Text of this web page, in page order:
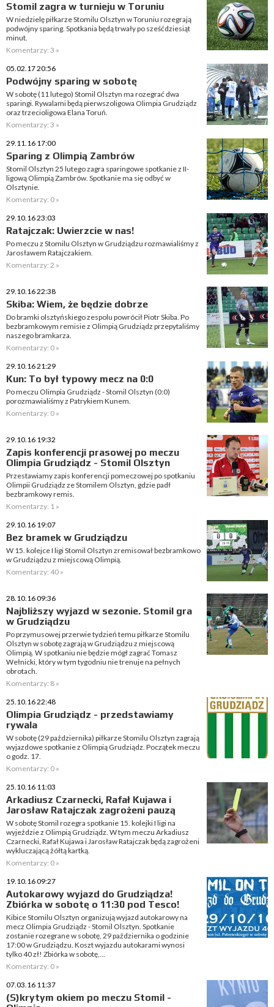
Stomil zagra w turnieju w Toruniu
W niedzielę piłkarze Stomilu Olsztyn w Toruniu rozegrają
podwójny sparing. Spotkania będą trwały po sześćdziesiąt
minut.
Komentarzy: 3 »
05.02.17 20:56
Podwójny sparing w sobotę
W sobotę (11 lutego) Stomil Olsztyn ma rozegrać dwa
sparingi. Rywalami będą pierwszoligowa Olimpia Grudziądz
oraz trzecioligowa Elana Toruń.
Komentarzy: 3 »
29.11.16 17:00
Sparing z Olimpią Zambrów
Stomil Olsztyn 25 lutego zagra sparingowe spotkanie z II-
ligową Olimpią Zambrów. Spotkanie ma się odbyć w
Olsztynie.
Komentarzy: 0 »
29.10.16 23:03
Ratajczak: Uwierzcie w nas!
Po meczu z Stomilu Olsztyn w Grudziądzu rozmawialiśmy z
Jarosławem Ratajczakiem.
Komentarzy: 2 »
29.10.16 22:38
Skiba: Wiem, że będzie dobrze
Do bramki olsztyńskiego zespolu powrócił Piotr Skiba. Po
bezbramkowym remisie z Olimpią Grudziądz przepytaliśmy
naszego bramkarza.
Komentarzy: 0 »
29.10.16 21:29
Kun: To był typowy mecz na 0:0
Po meczu Olimpia Grudziądz - Stomil Olsztyn (0:0)
porozmawialiśmy z Patrykiem Kunem.
Komentarzy: 0 »
29.10.16 19:32
Zapis konferencji prasowej po meczu
Olimpia Grudziądz - Stomil Olsztyn
Przestawiamy zapis konferencji pomeczowej po spotkaniu
Olimpii Grudziądz ze Stomilem Olsztyn, gdzie padł
bezbramkowy remis.
Komentarzy: 1 »
29.10.16 19:07
Bez bramek w Grudziądzu
W 15. kolejce I ligi Stomil Olsztyn zremisował bezbramkowo
w Grudziądzu z miejscową Olimpią.
Komentarzy: 40 »
28.10.16 09:36
Najbliższy wyjazd w sezonie. Stomil gra
w Grudziądzu
Po przymusowej przerwie tydzień temu piłkarze Stomilu
Olsztyn w sobotę zagrają w Grudziądzu z miejscową
Olimpią. W spotkaniu nie będzie mógł zagrać Tomasz
Wełnicki, który w tym tygodniu nie trenuje na pełnych
obrotach.
Komentarzy: 8 »
25.10.16 22:48
Olimpia Grudziądz - przedstawiamy
rywala
W sobotę (29 października) piłkarze Stomilu Olsztyn zagrają
wyjazdowe spotkanie z Olimpią Grudziądz. Początek meczu
o godz. 17.
Komentarzy: 0 »
25.10.16 11:03
Arkadiusz Czarnecki, Rafał Kujawa i
Jarosław Ratajczak zagrożeni pauzą
W sobotę Stomil rozegra spotkanie 15. kolejki I ligi na
wyjeździe z Olimpią Grudziądz. W tym meczu Arkadiusz
Czarnecki, Rafał Kujawa i Jarosław Ratajczak będą zagrożeni
wykluczającą żółtą kartką.
Komentarzy: 0 »
19.10.16 09:27
Autokarowy wyjazd do Grudziądza!
Zbiórka w sobotę o 11:30 pod Tesco!
Kibice Stomilu Olsztyn organizują wyjazd autokarowy na
mecz Olimpia Grudziądz - Stomil Olsztyn. Spotkanie
zostanie rozegrane w sobotę, 29 października o godzinie
17:00 w Grudziądzu. Koszt wyjazdu autokarami wynosi
tylko 40 zł! Zbiórka w sobotę,...
Komentarzy: 0 »
07.03.16 11:37
(S)krytym okiem po meczu Stomil -